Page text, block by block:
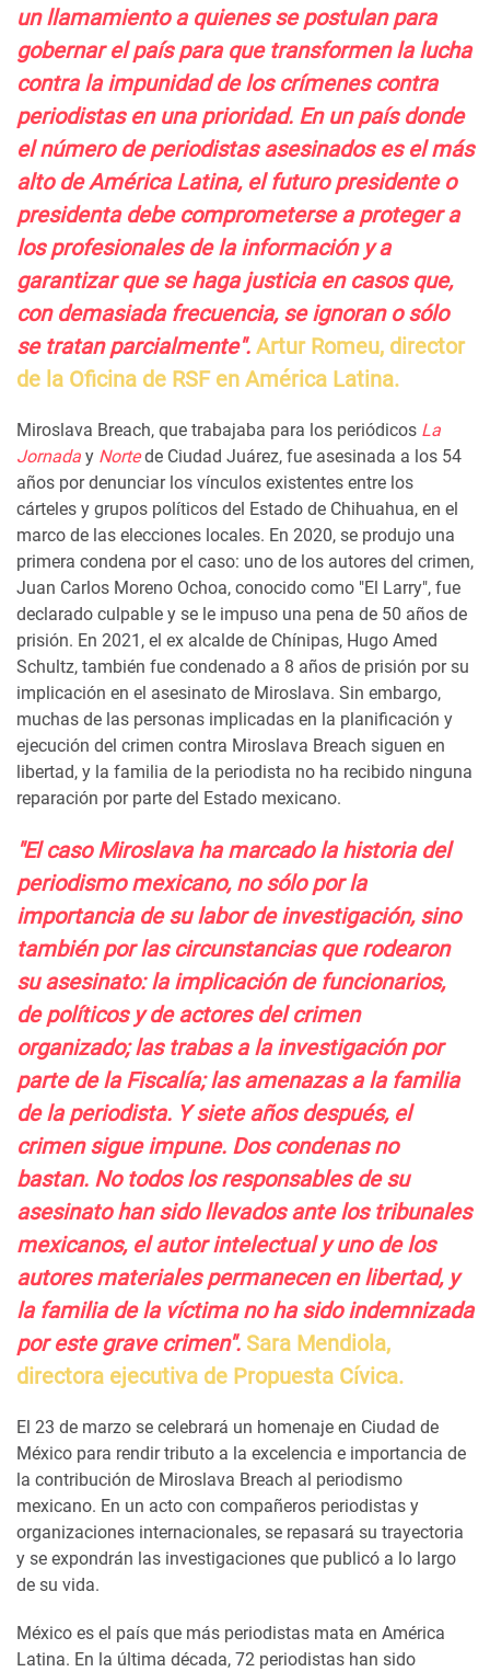
un llamamiento a quienes se postulan para
gobernar el país para que transformen la lucha
contra la impunidad de los crímenes contra
periodistas en una prioridad. En un país donde
el número de periodistas asesinados es el más
alto de América Latina, el futuro presidente o
presidenta debe comprometerse a proteger a
los profesionales de la información y a
garantizar que se haga justicia en casos que,
con demasiada frecuencia, se ignoran o sólo
se tratan parcialmente". Artur Romeu, director
de la Oficina de RSF en América Latina.
Miroslava Breach, que trabajaba para los periódicos La
Jornada y Norte de Ciudad Juárez, fue asesinada a los 54
años por denunciar los vínculos existentes entre los
cárteles y grupos políticos del Estado de Chihuahua, en el
marco de las elecciones locales. En 2020, se produjo una
primera condena por el caso: uno de los autores del crimen,
Juan Carlos Moreno Ochoa, conocido como "El Larry", fue
declarado culpable y se le impuso una pena de 50 años de
prisión. En 2021, el ex alcalde de Chínipas, Hugo Amed
Schultz, también fue condenado a 8 años de prisión por su
implicación en el asesinato de Miroslava. Sin embargo,
muchas de las personas implicadas en la planificación y
ejecución del crimen contra Miroslava Breach siguen en
libertad, y la familia de la periodista no ha recibido ninguna
reparación por parte del Estado mexicano.
"El caso Miroslava ha marcado la historia del
periodismo mexicano, no sólo por la
importancia de su labor de investigación, sino
también por las circunstancias que rodearon
su asesinato: la implicación de funcionarios,
de políticos y de actores del crimen
organizado; las trabas a la investigación por
parte de la Fiscalía; las amenazas a la familia
de la periodista. Y siete años después, el
crimen sigue impune. Dos condenas no
bastan. No todos los responsables de su
asesinato han sido llevados ante los tribunales
mexicanos, el autor intelectual y uno de los
autores materiales permanecen en libertad, y
la familia de la víctima no ha sido indemnizada
por este grave crimen". Sara Mendiola,
directora ejecutiva de Propuesta Cívica.
El 23 de marzo se celebrará un homenaje en Ciudad de
México para rendir tributo a la excelencia e importancia de
la contribución de Miroslava Breach al periodismo
mexicano. En un acto con compañeros periodistas y
organizaciones internacionales, se repasará su trayectoria
y se expondrán las investigaciones que publicó a lo largo
de su vida.
México es el país que más periodistas mata en América
Latina. En la última década, 72 periodistas han sido